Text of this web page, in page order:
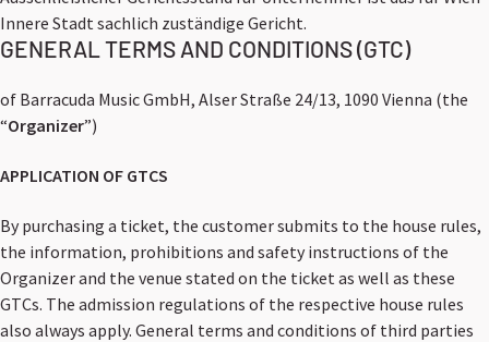
Innere Stadt sachlich zuständige Gericht.
GENERAL TERMS AND CONDITIONS (GTC)
of Barracuda Music GmbH, Alser Straße 24/13, 1090 Vienna (the
“Organizer”)
APPLICATION OF GTCS
By purchasing a ticket, the customer submits to the house rules,
the information, prohibitions and safety instructions of the
Organizer and the venue stated on the ticket as well as these
GTCs. The admission regulations of the respective house rules
also always apply. General terms and conditions of third parties